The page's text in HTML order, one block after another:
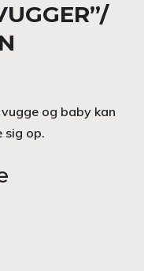
vugge og baby kan
sig op.